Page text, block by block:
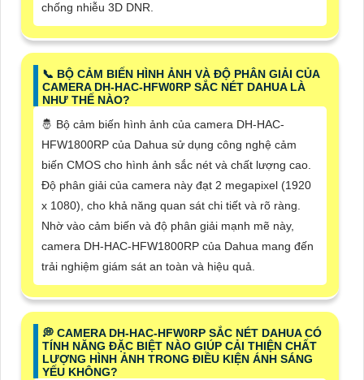
chống nhiễu 3D DNR.
📞 BỘ CẢM BIẾN HÌNH ẢNH VÀ ĐỘ PHÂN GIẢI CỦA
CAMERA DH-HAC-HFW0RP SẮC NÉT DAHUA LÀ
NHƯ THẾ NÀO?
🤴 Bộ cảm biến hình ảnh của camera DH-HAC-
HFW1800RP của Dahua sử dụng công nghệ cảm
biến CMOS cho hình ảnh sắc nét và chất lượng cao.
Độ phân giải của camera này đạt 2 megapixel (1920
x 1080), cho khả năng quan sát chi tiết và rõ ràng.
Nhờ vào cảm biến và độ phân giải mạnh mẽ này,
camera DH-HAC-HFW1800RP của Dahua mang đến
trải nghiệm giám sát an toàn và hiệu quả.
️💭 CAMERA DH-HAC-HFW0RP SẮC NÉT DAHUA CÓ
TÍNH NĂNG ĐẶC BIỆT NÀO GIÚP CẢI THIỆN CHẤT
LƯỢNG HÌNH ẢNH TRONG ĐIỀU KIỆN ÁNH SÁNG
YẾU KHÔNG?